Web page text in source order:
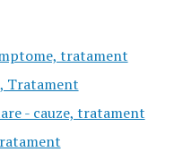
tratament
Tratament
- cauze, tratament